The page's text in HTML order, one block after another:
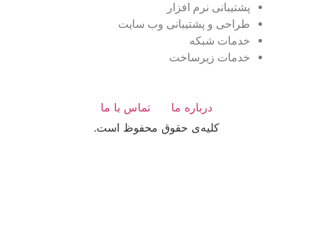
پشتیبانی نرم افزار
طراحی و پشتیبانی وب سایت
خدمات شبکه
خدمات زیرساخت
درباره ما
تماس با ما
کلیه‌ی حقوق محفوظ است.